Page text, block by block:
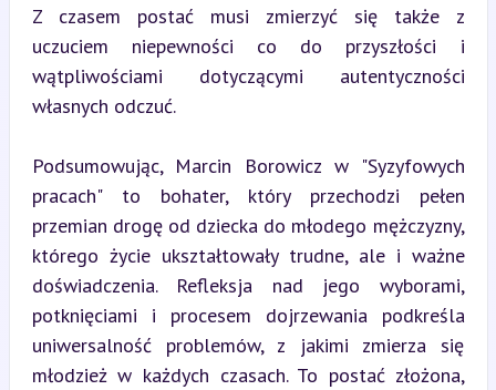
Z czasem postać musi zmierzyć się także z
uczuciem niepewności co do przyszłości i
wątpliwościami dotyczącymi autentyczności
własnych odczuć.
Podsumowując, Marcin Borowicz w "Syzyfowych
pracach" to bohater, który przechodzi pełen
przemian drogę od dziecka do młodego mężczyzny,
którego życie ukształtowały trudne, ale i ważne
doświadczenia. Refleksja nad jego wyborami,
potknięciami i procesem dojrzewania podkreśla
uniwersalność problemów, z jakimi zmierza się
młodzież w każdych czasach. To postać złożona,